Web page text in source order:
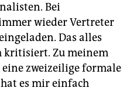
Bei
wieder Vertreter
Das alles
kritisiert. Zu meinem
zweizeilige formale
es mir einfach